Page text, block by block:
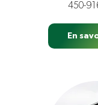
450-
En